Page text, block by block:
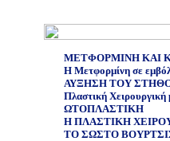
ΜΕΤΦΟΡΜΙΝΗ ΚΑΙ
Η Μετφορμίνη σε
ΑΥΞΗΣΗ ΤΟΥ
Πλαστική
ΩΤΟΠΛΑΣΤΙΚΗ
Η ΠΛΑΣΤΙΚΗ
ΤΟ ΣΩΣΤΟ